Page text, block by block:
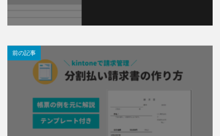
前の記事